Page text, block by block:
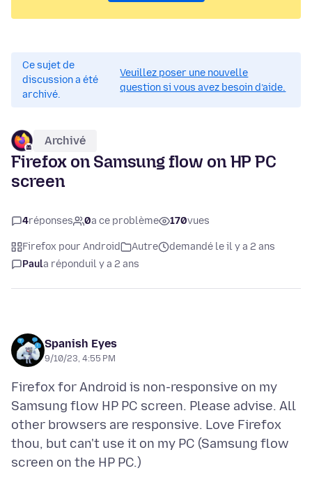
Ce sujet de
discussion a été
archivé.
Veuillez poser une nouvelle
question si vous avez besoin d’aide.
Archivé
Firefox on Samsung flow on HP PC
screen
4réponses 0a ce problème 170vues
Firefox pour Android Autre
demandé le il y a 2 ans
Paula réponduil y a 2 ans
Spanish Eyes
9/10/23, 4:55 PM
Firefox for Android is non-responsive on my
Samsung flow HP PC screen. Please advise. All
other browsers are responsive. Love Firefox
thou, but can't use it on my PC (Samsung flow